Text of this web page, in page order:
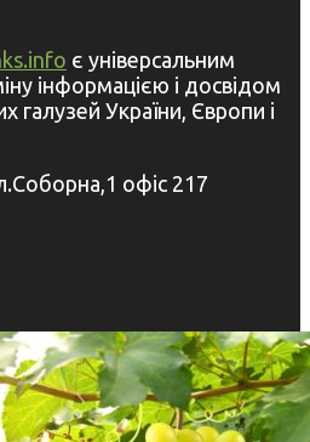
є універсальним
інформацією і досвідом
галузей України, Європи і
офіс 217